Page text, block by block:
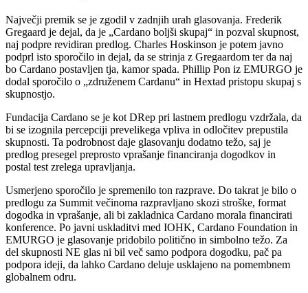
Največji premik se je zgodil v zadnjih urah glasovanja. Frederik
Gregaard je dejal, da je „Cardano boljši skupaj“ in pozval skupnost,
naj podpre revidiran predlog. Charles Hoskinson je potem javno
podprl isto sporočilo in dejal, da se strinja z Gregaardom ter da naj
bo Cardano postavljen tja, kamor spada. Phillip Pon iz EMURGO je
dodal sporočilo o „združenem Cardanu“ in Hextad pristopu skupaj s
skupnostjo.
Fundacija Cardano se je kot DRep pri lastnem predlogu vzdržala, da
bi se izognila percepciji prevelikega vpliva in odločitev prepustila
skupnosti. Ta podrobnost daje glasovanju dodatno težo, saj je
predlog presegel preprosto vprašanje financiranja dogodkov in
postal test zrelega upravljanja.
Usmerjeno sporočilo je spremenilo ton razprave. Do takrat je bilo o
predlogu za Summit večinoma razpravljano skozi stroške, format
dogodka in vprašanje, ali bi zakladnica Cardano morala financirati
konference. Po javni uskladitvi med IOHK, Cardano Foundation in
EMURGO je glasovanje pridobilo politično in simbolno težo. Za
del skupnosti NE glas ni bil več samo podpora dogodku, pač pa
podpora ideji, da lahko Cardano deluje usklajeno na pomembnem
globalnem odru.